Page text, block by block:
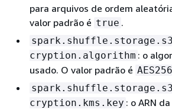
para arquivos de ordem
valor padrão é true .
cryption.algorithm : o
usado. O valor padrão é AES256
cryption.kms.key : o ARN